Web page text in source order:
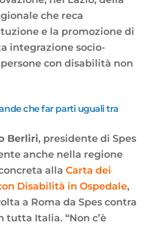
che reca
e la promozione di
integrazione socio-
con disabilità non
che far parti uguali tra
Berliri, presidente di Spes
anche nella regione
allaCarta dei
Disabilità in Ospedale,
a Roma da Spes contra
tutta Italia. “Non c’è